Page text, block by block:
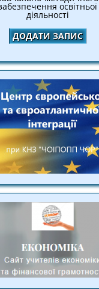
освітньої
діяльності
ДОДАТИ ЗАПИС